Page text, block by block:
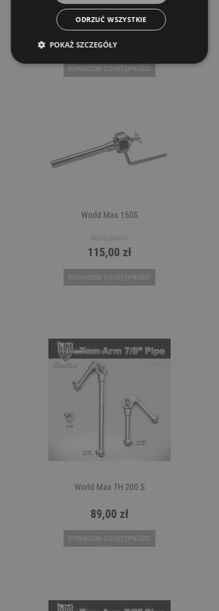
Tama MC69 Pojedyńczy Tom Holder
TAMA
259,00 zł
POWIADOM O DOSTĘPNOŚCI
World Max 150S
WORLDMAX
115,00 zł
POWIADOM O DOSTĘPNOŚCI
World Max TH 200 S
89,00 zł
POWIADOM O DOSTĘPNOŚCI
ODRZUĆ WSZYSTKIE
POKAŻ SZCZEGÓŁY